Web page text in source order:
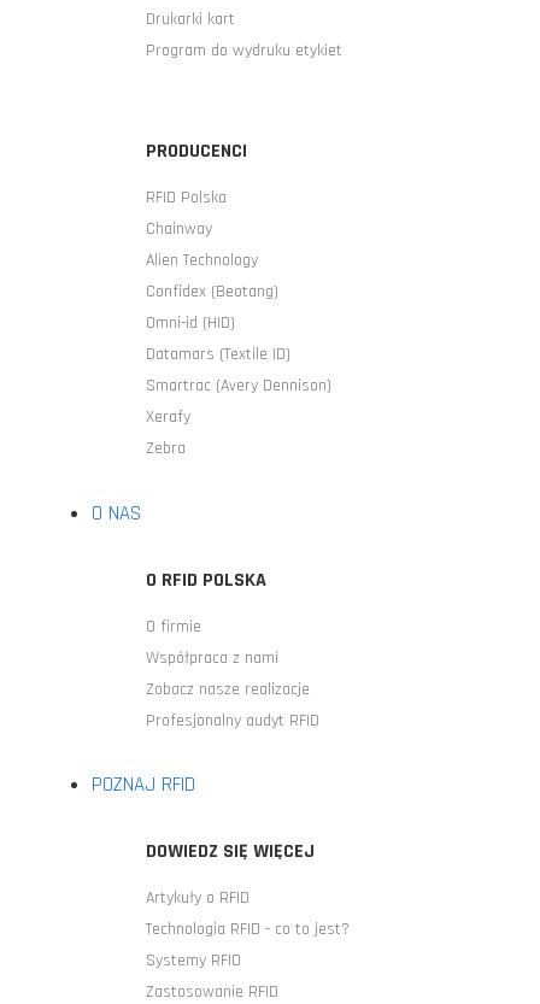
Drukarki kart
Program do wydruku etykiet
PRODUCENCI
RFID Polska
Chainway
Alien Technology
Confidex (Beotang)
Omni-id (HID)
Datamars (Textile ID)
Smartrac (Avery Dennison)
Xerafy
Zebra
O NAS
O RFID POLSKA
O firmie
Współpraca z nami
Zobacz nasze realizacje
Profesjonalny audyt RFID
POZNAJ RFID
DOWIEDZ SIĘ WIĘCEJ
Artykuły o RFID
Technologia RFID - co to jest?
Systemy RFID
Zastosowanie RFID